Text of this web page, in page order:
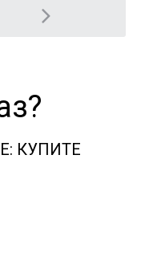
КУПИТЕ